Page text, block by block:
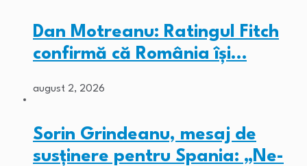
Dan Motreanu: Ratingul Fitch
confirmă că România își…
august 2, 2026
Sorin Grindeanu, mesaj de
susținere pentru Spania: „Ne-